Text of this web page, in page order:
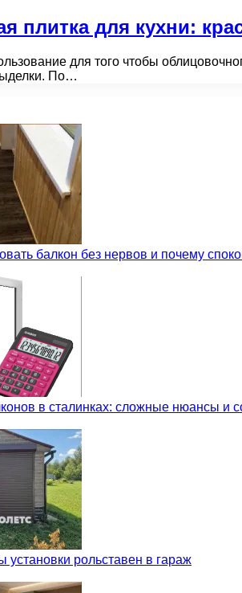
плитка для кухни:
для того чтобы
По…
балкон без нервов и почему
в сталинках: сложные нюансы и
рольставен в гараж